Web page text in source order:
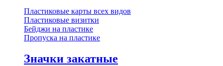
Пластиковые карты всех видов
Пластиковые визитки
Бейджи на пластике
Пропуска на пластике
Значки закатные